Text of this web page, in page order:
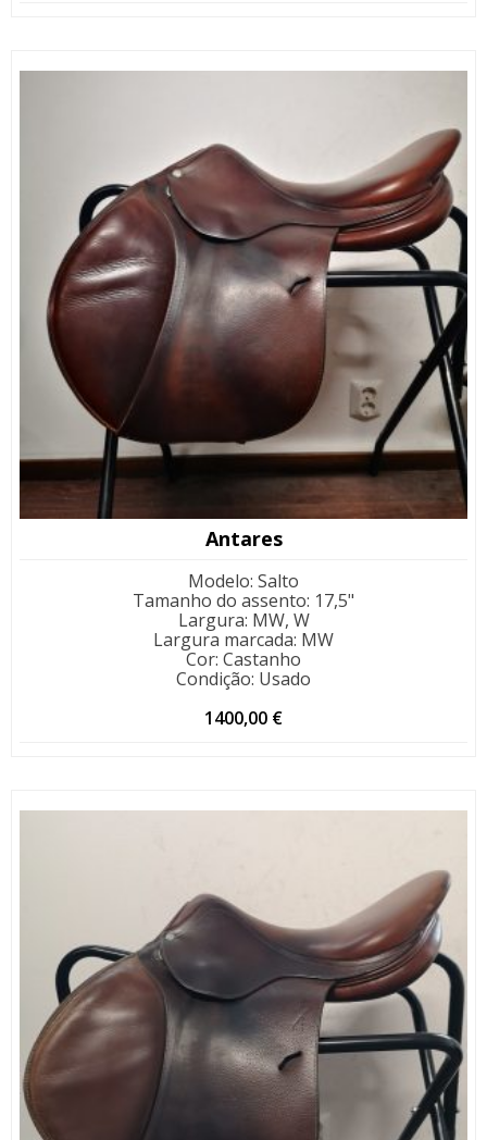
Antares
Modelo: Salto
Tamanho do assento: 17,5"
Largura: MW, W
Largura marcada: MW
Cor: Castanho
Condição: Usado
1400,00 €